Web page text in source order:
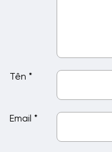
Tên *
Email *